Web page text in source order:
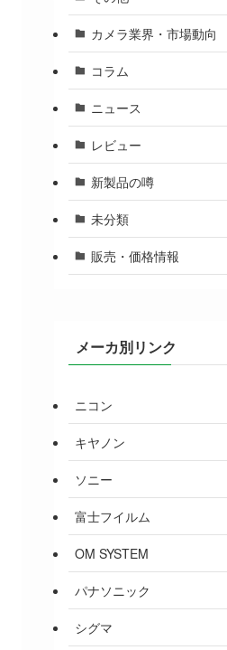
カメラ業界・市場動向
コラム
ニュース
レビュー
新製品の噂
未分類
販売・価格情報
メーカ別リンク
ニコン
キヤノン
ソニー
富士フイルム
OM SYSTEM
パナソニック
シグマ